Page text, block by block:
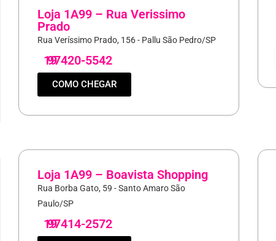
Loja 1A99 – Rua Verissimo
Prado
Rua Veríssimo Prado, 156 - Pallu São Pedro/SP
19
97420-5542
COMO CHEGAR
Loja 1A99 – Boavista Shopping
Rua Borba Gato, 59 - Santo Amaro São
Paulo/SP
19
97414-2572